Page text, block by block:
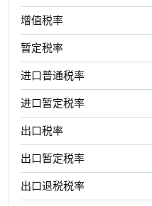
增值税率
暂定税率
进口普通税率
进口暂定税率
出口税率
出口暂定税率
出口退税税率